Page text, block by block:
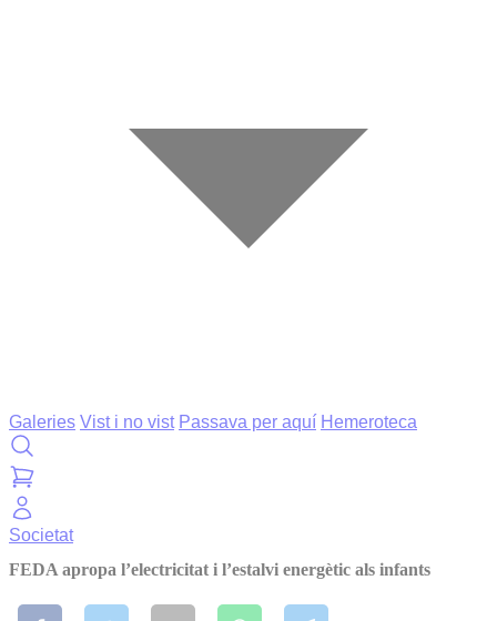
Galeries Vist i no vist Passava per aquí Hemeroteca
Societat
FEDA apropa l’electricitat i l’estalvi energètic als infants